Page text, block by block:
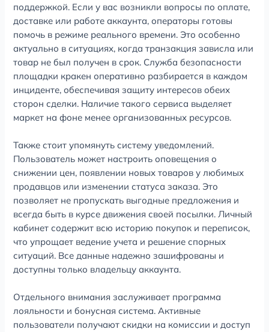
поддержкой. Если у вас возникли вопросы по оплате,
доставке или работе аккаунта, операторы готовы
помочь в режиме реального времени. Это особенно
актуально в ситуациях, когда транзакция зависла или
товар не был получен в срок. Служба безопасности
площадки кракен оперативно разбирается в каждом
инциденте, обеспечивая защиту интересов обеих
сторон сделки. Наличие такого сервиса выделяет
маркет на фоне менее организованных ресурсов.
Также стоит упомянуть систему уведомлений.
Пользователь может настроить оповещения о
снижении цен, появлении новых товаров у любимых
продавцов или изменении статуса заказа. Это
позволяет не пропускать выгодные предложения и
всегда быть в курсе движения своей посылки. Личный
кабинет содержит всю историю покупок и переписок,
что упрощает ведение учета и решение спорных
ситуаций. Все данные надежно зашифрованы и
доступны только владельцу аккаунта.
Отдельного внимания заслуживает программа
лояльности и бонусная система. Активные
пользователи получают скидки на комиссии и доступ